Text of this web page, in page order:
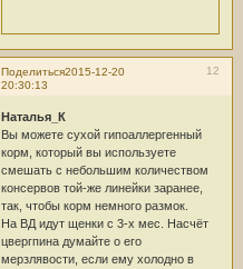
Поделиться 12
2015-12-20
20:30:13
Наталья_К
Вы можете сухой гипоаллергенный
корм, который вы используете
смешать с небольшим количеством
консервов той-же линейки заранее,
так, чтобы корм немного размок.
На ВД идут щенки с 3-х мес. Насчёт
цвергпина думайте о его
мерзлявости, если ему холодно в